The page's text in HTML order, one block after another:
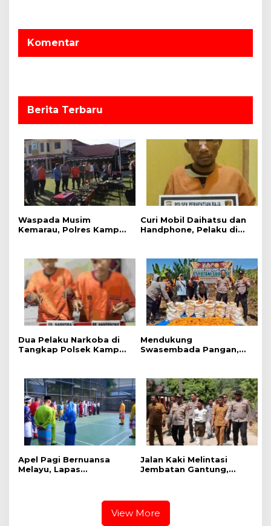
i
pKomentar
Berita Terbaru
Waspada Musim
Kemarau, Polres Kampar
Karhutla
Curi Mobil Daihatsu dan
Handphone, Pelaku di
Dua Pelaku Narkoba di
Tangkap Polsek Kampar
Mendukung
Swasembada Pangan,
Lahan PT Yutani Suadiri
Apel Pagi Bernuansa
Melayu, Lapas
Jalan Kaki Melintasi
Jembatan Gantung,
Presisi
View More